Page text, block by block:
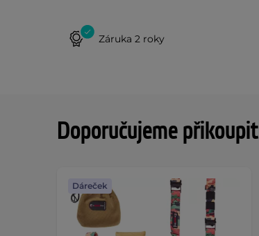
Záruka 2 roky
Doporučujeme přikoupit
Dáreček